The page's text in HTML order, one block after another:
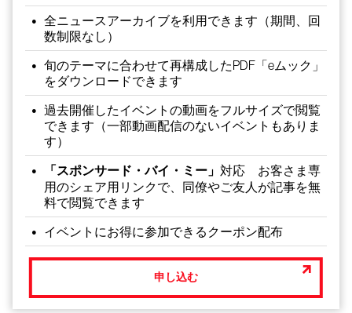
全ニュースアーカイブを利用できます（期間、回
数制限なし）
旬のテーマに合わせて再構成したPDF「eムック」
をダウンロードできます
過去開催したイベントの動画をフルサイズで閲覧
できます（一部動画配信のないイベントもありま
す）
「スポンサード・バイ・ミー」 対応 お客さま専
用のシェア用リンクで、同僚やご友人が記事を無
料で閲覧できます
イベントにお得に参加できるクーポン配布
申し込む